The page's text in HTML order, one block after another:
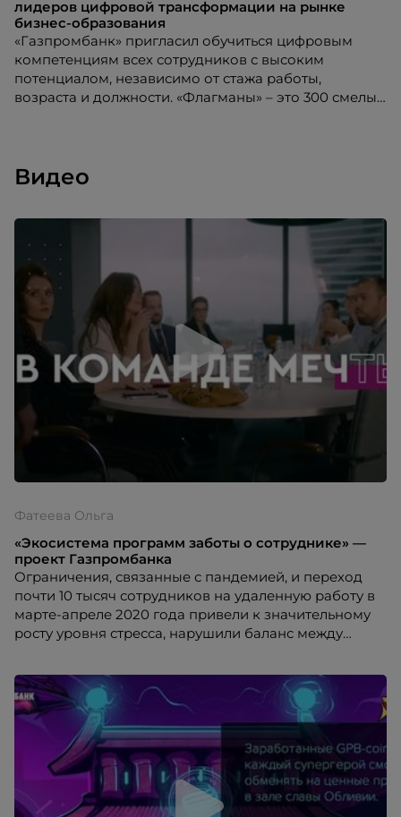
лидеров цифровой трансформации на рынке
бизнес-образования
«Газпромбанк» пригласил обучиться цифровым
компетенциям всех сотрудников с высоким
потенциалом, независимо от стажа работы,
возраста и должности. «Флагманы» – это 300 смелых
Видео
Фатеева Ольга
«Экосистема программ заботы о сотруднике» —
проект Газпромбанка
Ограничения, связанные с пандемией, и переход
почти 10 тысяч сотрудников на удаленную работу в
марте-апреле 2020 года привели к значительному
росту уровня стресса, нарушили баланс между
жизни. Это подтолкнуло Газпромбанк к созданию
экосистемы программ поддержки сотрудников во
всех сферах человеческого благополучия:
физического, ментального, социального,
общественного, финансового и профессионального.